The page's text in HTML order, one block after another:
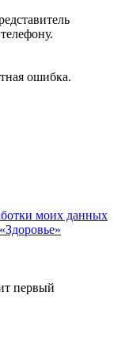
ошибка.
моих данных
первый